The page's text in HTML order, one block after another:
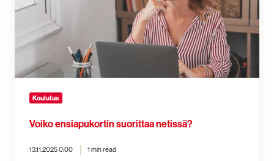
Koulutus
Voiko ensiapukortin suorittaa netissä?
13.11.2025 0:00 1 min read